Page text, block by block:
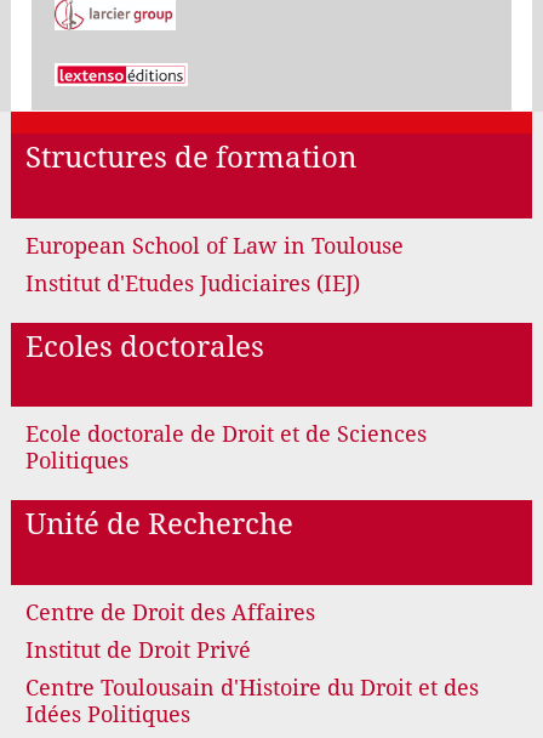
Structures de formation
European School of Law in Toulouse
Institut d'Etudes Judiciaires (IEJ)
Ecoles doctorales
Ecole doctorale de Droit et de Sciences
Politiques
Unité de Recherche
Centre de Droit des Affaires
Institut de Droit Privé
Centre Toulousain d'Histoire du Droit et des
Idées Politiques